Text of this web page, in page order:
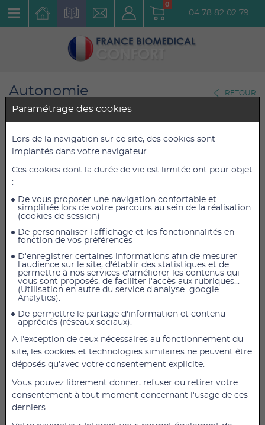
0
04 78 82 02 79
Autonomie
Aide Auditive
RETOUR
Embouts Oreillettes CL73X
SMALL
Réf. : CL7370_PAD_SMALL
2,40 €TTC
2,00 € HT
2,40 € TTC
AJOUTER AU PANIER
Embouts Oreillettes CL7370 Taille Small
INFORMATIONS PRODUIT
Category: Accessoires pour Casques
Embouts additionnels compatible avec les casques
stéthoscopiques
DESCRIPTION
Embouts additionnels compatible avec le CL7310,
CL7350, CL7350 OPTI et le LH20.
Paramétrage des cookies
Lors de la navigation sur ce site, des cookies sont
implantés dans votre navigateur.
Ces cookies dont la durée de vie est limitée ont pour objet
:
De vous proposer une navigation confortable et
simplifiée lors de votre parcours au sein de la réalisation
(cookies de session)
De personnaliser l'affichage et les fonctionnalités en
fonction de vos préférences
D'enregistrer certaines informations afin de mesurer
l'audience sur le site, d'établir des statistiques et de
permettre à nos services d'améliorer les contenus qui
vous sont proposés, de faciliter l'accès aux rubriques...
(Utilisation en autre du service d'analyse google
Analytics).
De permettre le partage d'information et contenu
appréciés (réseaux sociaux).
A l'exception de ceux nécessaires au fonctionnement du
site, les cookies et technologies similaires ne peuvent être
déposés qu'avec votre consentement explicite.
Vous pouvez librement donner, refuser ou retirer votre
consentement à tout moment concernant l'usage de ces
derniers.